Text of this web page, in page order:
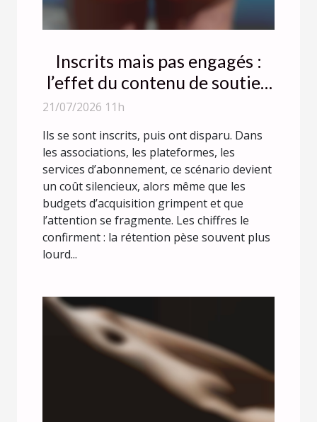
Inscrits mais pas engagés :
l’effet du contenu de soutien
sur la fidélisation
21/07/2026 11h
Ils se sont inscrits, puis ont disparu. Dans
les associations, les plateformes, les
services d’abonnement, ce scénario devient
un coût silencieux, alors même que les
budgets d’acquisition grimpent et que
l’attention se fragmente. Les chiffres le
confirment : la rétention pèse souvent plus
lourd...